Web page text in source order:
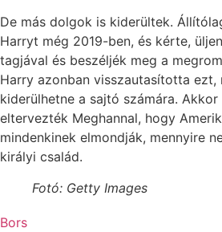
De más dolgok is kiderültek.
Harryt még 2019-ben, és kérte,
tagjával és beszéljék meg a
Harry azonban visszautasította
kiderülhetne a sajtó számára.
eltervezték Meghannal, hogy
mindenkinek elmondják, mennyire
királyi család.
Fotó: Getty Images
Bors